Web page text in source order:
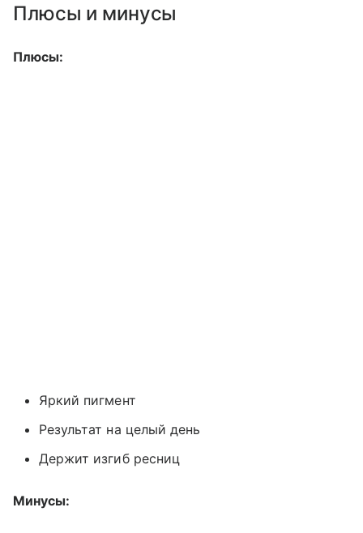
Плюсы и минусы
Плюсы:
Яркий пигмент
Результат на целый день
Держит изгиб ресниц
Минусы: